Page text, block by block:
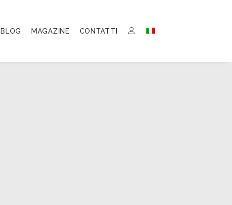
BLOG MAGAZINE CONTATTI